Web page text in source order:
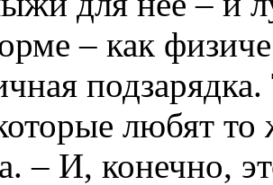
– как
любят
– И, конечно,